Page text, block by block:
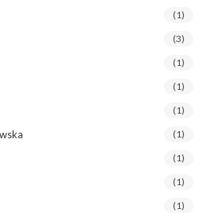
(1)
(3)
(1)
(1)
(1)
(1)
(1)
(1)
(1)